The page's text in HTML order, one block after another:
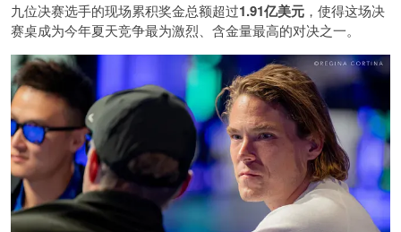
九位决赛选手的现场累积奖金总额超过1.91亿美元 ，使得这场决
赛桌成为今年夏天竞争最为激烈、含金量最高的对决之一。